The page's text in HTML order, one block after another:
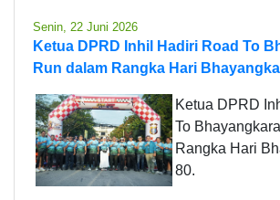
Senin, 22 Juni 2026
Ketua DPRD Inhil Hadiri Road To
Run dalam Rangka Hari
Ketua DPRD
To
Rangka Hari
80.